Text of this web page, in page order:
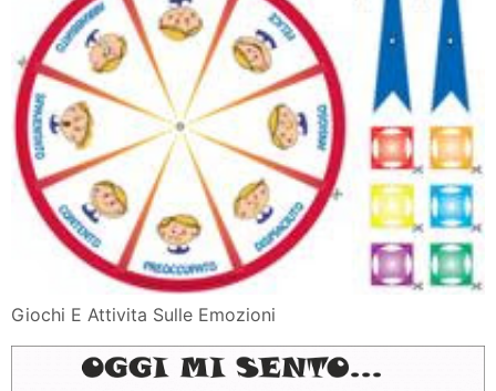
Giochi E Attivita Sulle Emozioni